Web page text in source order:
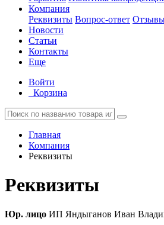
Компания
Реквизиты Вопрос-ответ
Новости
Статьи
Контакты
Еще
Войти
Корзина
Главная
Компания
Реквизиты
Реквизиты
Юр. лицо ИП Яндыганов Иван